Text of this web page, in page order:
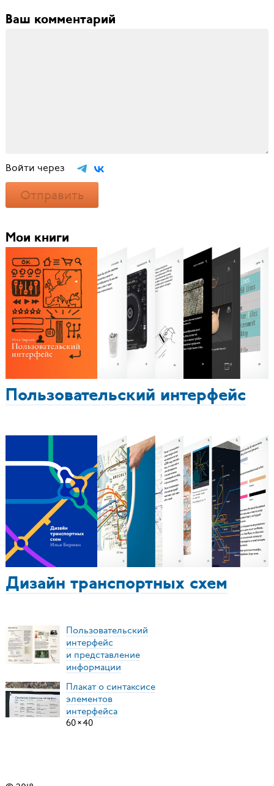
Ваш комментарий
Войти через
Отправить
Мои книги
Пользовательский интерфейс
Дизайн транспортных схем
Пользовательский
интерфейс
и представление
информации
Плакат о синтаксисе
элементов
интерфейса
60×40